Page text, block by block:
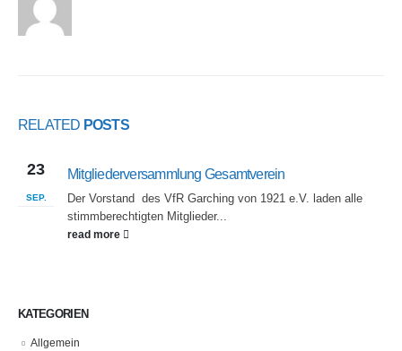
RELATED POSTS
23
SEP.
Mitgliederversammlung Gesamtverein
Der Vorstand des VfR Garching von 1921 e.V. laden alle
stimmberechtigten Mitglieder...
read more
KATEGORIEN
Allgemein